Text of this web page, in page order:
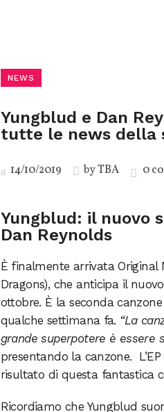
NEWS
Yungblud e Dan
tutte le news della
14/10/2019 byTBA 0
Yungblud: il nuovo
Dan Reynolds
È finalmente arrivata Original
Dragons), che anticipa il
ottobre. È la seconda
qualche settimana fa. “La
grande superpotere è essere
presentando la canzone.
risultato di questa fantastica
Ricordiamo che Yungblud